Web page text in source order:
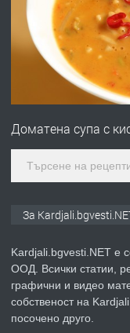
ПРЕДЛАГА
Доматена супа с
За
Kardjali.bgvesti.NET
ООД. Всички статии,
графични и видео
собственост на
посочено друго.